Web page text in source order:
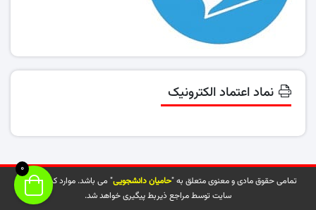
نماد اعتماد الکترونیک
تمامی حقوق مادی و معنوی متعلق به "حامیان دانشجویی" می باشد. موارد کپی شده از
سایت توسط مراجع ذیربط پیگیری خواهد شد.
0